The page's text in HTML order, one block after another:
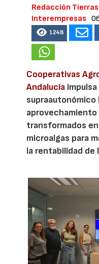
Redacción
Interempresas
1248
Cooperativas
Andalucía
supraautonómico
transformados
microalgas para
la rentabilidad de